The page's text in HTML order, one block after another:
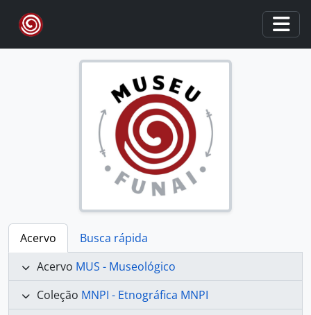
Skip to main content
Acervo
Busca rápida
Acervo MUS - Museológico
Coleção MNPI - Etnográfica MNPI